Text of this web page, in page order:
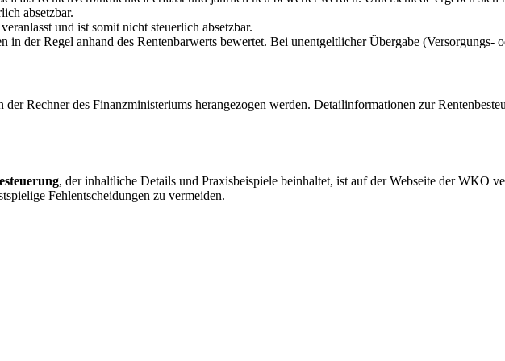
absetzbar.
und ist somit nicht steuerlich absetzbar.
in der Regel anhand des Rentenbarwerts bewertet. Bei unentgeltlicher Übergabe
der Rechner des Finanzministeriums herangezogen werden. Detailinformationen zur
, der inhaltliche Details und Praxisbeispiele beinhaltet, ist auf der Webseite der WKO
Fehlentscheidungen zu vermeiden.